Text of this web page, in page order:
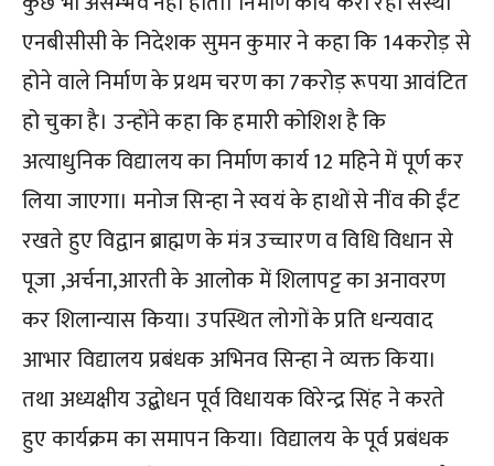
एनबीसीसी के निदेशक सुमन कुमार ने कहा कि 14करोड़ से
होने वाले निर्माण के प्रथम चरण का 7करोड़ रूपया आवंटित
हो चुका है। उन्होंने कहा कि हमारी कोशिश है कि
अत्याधुनिक विद्यालय का निर्माण कार्य 12 महिने में पूर्ण कर
लिया जाएगा। मनोज सिन्हा ने स्वयं के हाथों से नींव की ईंट
रखते हुए विद्वान ब्राह्मण के मंत्र उच्चारण व विधि विधान से
पूजा ,अर्चना,आरती के आलोक में शिलापट्ट का अनावरण
कर शिलान्यास किया। उपस्थित लोगों के प्रति धन्यवाद
आभार विद्यालय प्रबंधक अभिनव सिन्हा ने व्यक्त किया।
तथा अध्यक्षीय उद्बोधन पूर्व विधायक विरेन्द्र सिंह ने करते
हुए कार्यक्रम का समापन किया। विद्यालय के पूर्व प्रबंधक